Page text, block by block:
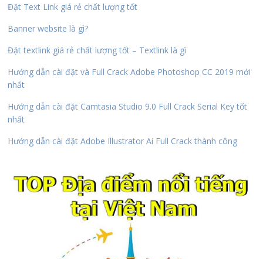
Đặt Text Link giá rẻ chất lượng tốt
Banner website là gì?
Đặt textlink giá rẻ chất lượng tốt – Textlink là gì
Hướng dẫn cài đặt và Full Crack Adobe Photoshop CC 2019 mới
nhất
Hướng dẫn cài đặt Camtasia Studio 9.0 Full Crack Serial Key tốt
nhất
Hướng dẫn cài đặt Adobe Illustrator Ai Full Crack thành công